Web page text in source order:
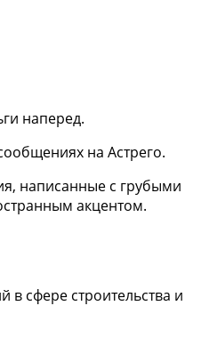
наперед.
на Астрего.
написанные с грубыми
акцентом.
в сфере строительства и